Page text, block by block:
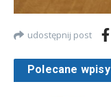
udostępnij post
Polecane wpisy